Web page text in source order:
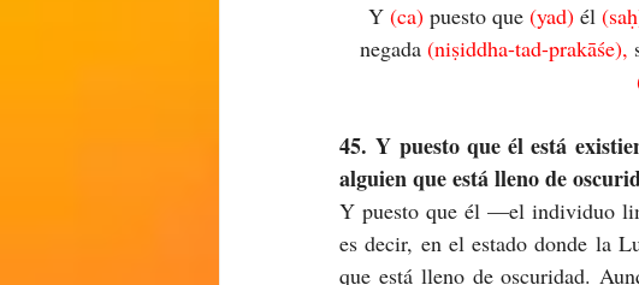
Y (ca) puesto que (yad) él
negada (niṣiddha-tad-prakāśe),
45. Y puesto que él está
alguien que está lleno de
Y puesto que él —el individuo
es decir, en el estado donde la
que está lleno de oscuridad.